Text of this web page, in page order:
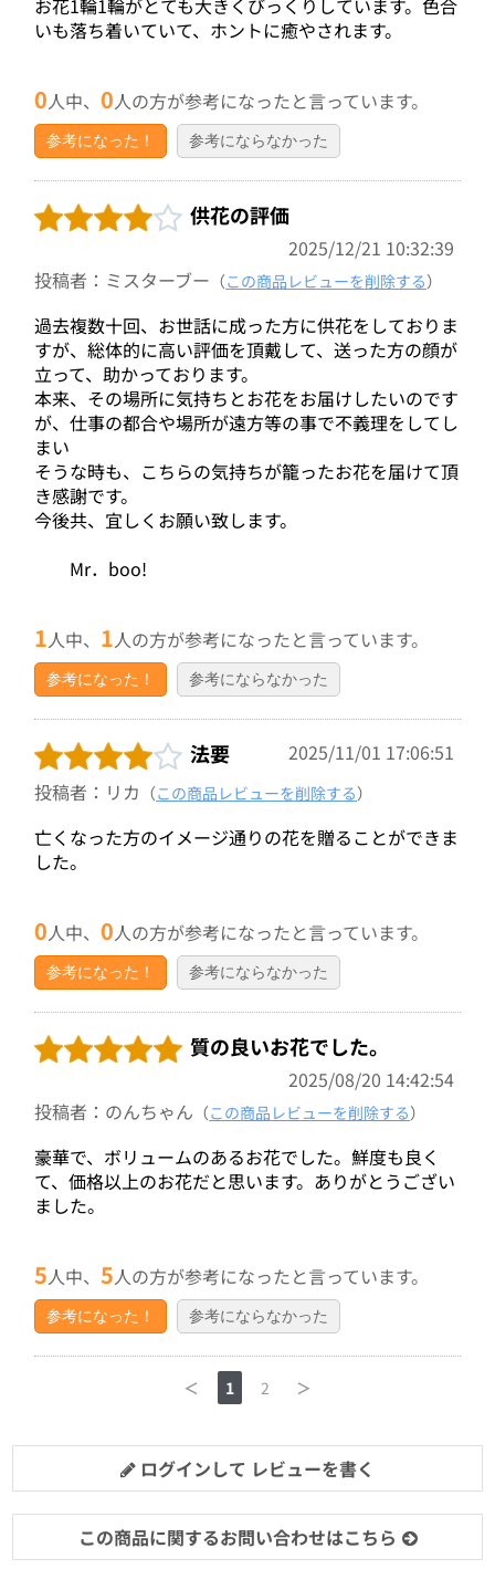
いも落ち着いていて、ホントに癒やされます。
0人中、0人の方が参考になったと言っています。
参考になった！ 参考にならなかった
供花の評価
2025/12/21 10:32:39
投稿者：ミスターブー （この商品レビューを削除する）
過去複数十回、お世話に成った方に供花をしておりま
すが、総体的に高い評価を頂戴して、送った方の顔が
立って、助かっております。
本来、その場所に気持ちとお花をお届けしたいのです
が、仕事の都合や場所が遠方等の事で不義理をしてし
まい
そうな時も、こちらの気持ちが籠ったお花を届けて頂
き感謝です。
今後共、宜しくお願い致します。
Mr．boo!
1人中、 1人の方が参考になったと言っています。
参考になった！ 参考にならなかった
法要
2025/11/01 17:06:51
投稿者：リカ （この商品レビューを削除する）
亡くなった方のイメージ通りの花を贈ることができま
した。
0人中、0人の方が参考になったと言っています。
参考になった！ 参考にならなかった
質の良いお花でした。
2025/08/20 14:42:54
投稿者：のんちゃん （この商品レビューを削除する）
豪華で、ボリュームのあるお花でした。鮮度も良く
て、価格以上のお花だと思います。ありがとうござい
ました。
5人中、5人の方が参考になったと言っています。
参考になった！ 参考にならなかった
＜ 1 2 ＞
ログインして レビューを書く
この商品に関するお問い合わせはこちら